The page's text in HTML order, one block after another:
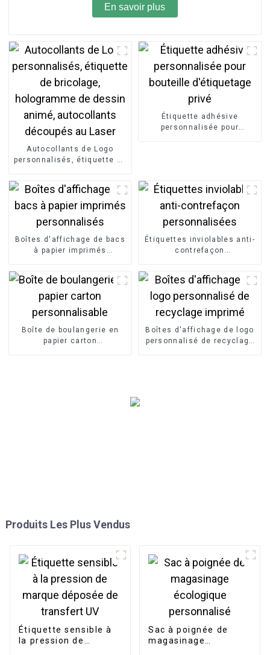
En savoir plus
Autocollants de Logo
personnalisés, étiquette de
dessin animé, autocollants
découpés au Laser
Étiquette adhésive
personnalisée pour
Boîtes d'affichage de bacs
à papier imprimés
Étiquettes inviolables anti-
contrefaçon
Boîte de boulangerie en
papier carton
Boîtes d'affichage de logo
personnalisé de recyclage
Produits Les Plus Vendus
Étiquette sensible à
la pression de
Sac à poignée de
magasinage